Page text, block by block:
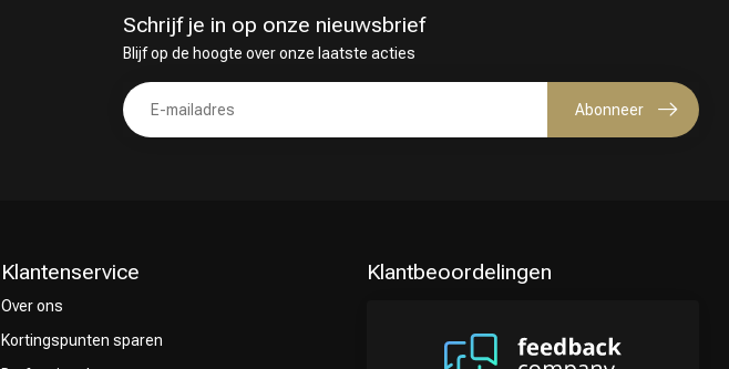
Schrijf je in op onze nieuwsbrief
Blijf op de hoogte over onze laatste acties
Abonneer
Klantenservice
Over ons
Kortingspunten sparen
Klantbeoordelingen